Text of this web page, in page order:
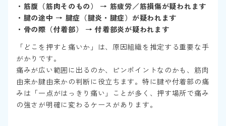
・筋腹（筋肉そのもの） → 筋疲労／筋損傷が疑われます
・腱の途中 → 腱症（腱炎・腱症）が疑われます
・骨の際（付着部） → 付着部炎が疑われます
「どこを押すと痛いか」は、原因組織を推定する重要な手
がかりです。
痛みが広い範囲に出るのか、ピンポイントなのかも、筋肉
由来か腱由来かの判断に役立ちます。特に腱や付着部の痛
みは「一点がはっきり痛い」ことが多く、押す場所で痛み
の強さが明確に変わるケースがあります。